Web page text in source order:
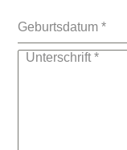
Geburtsdatum*
Unterschrift*